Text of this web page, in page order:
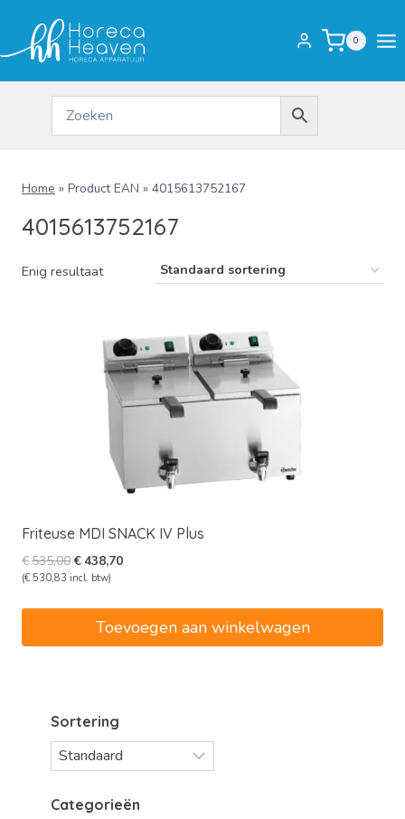
inhoud
0
Home » Product EAN » 4015613752167
4015613752167
Enig resultaat
Friteuse MDI SNACK IV Plus
€535,00Oorspronkelijke
prijs
€438,70Huidige
(€ 530,83 incl. btw)
Toevoegen aan winkelwagen
Sortering
Categorieën